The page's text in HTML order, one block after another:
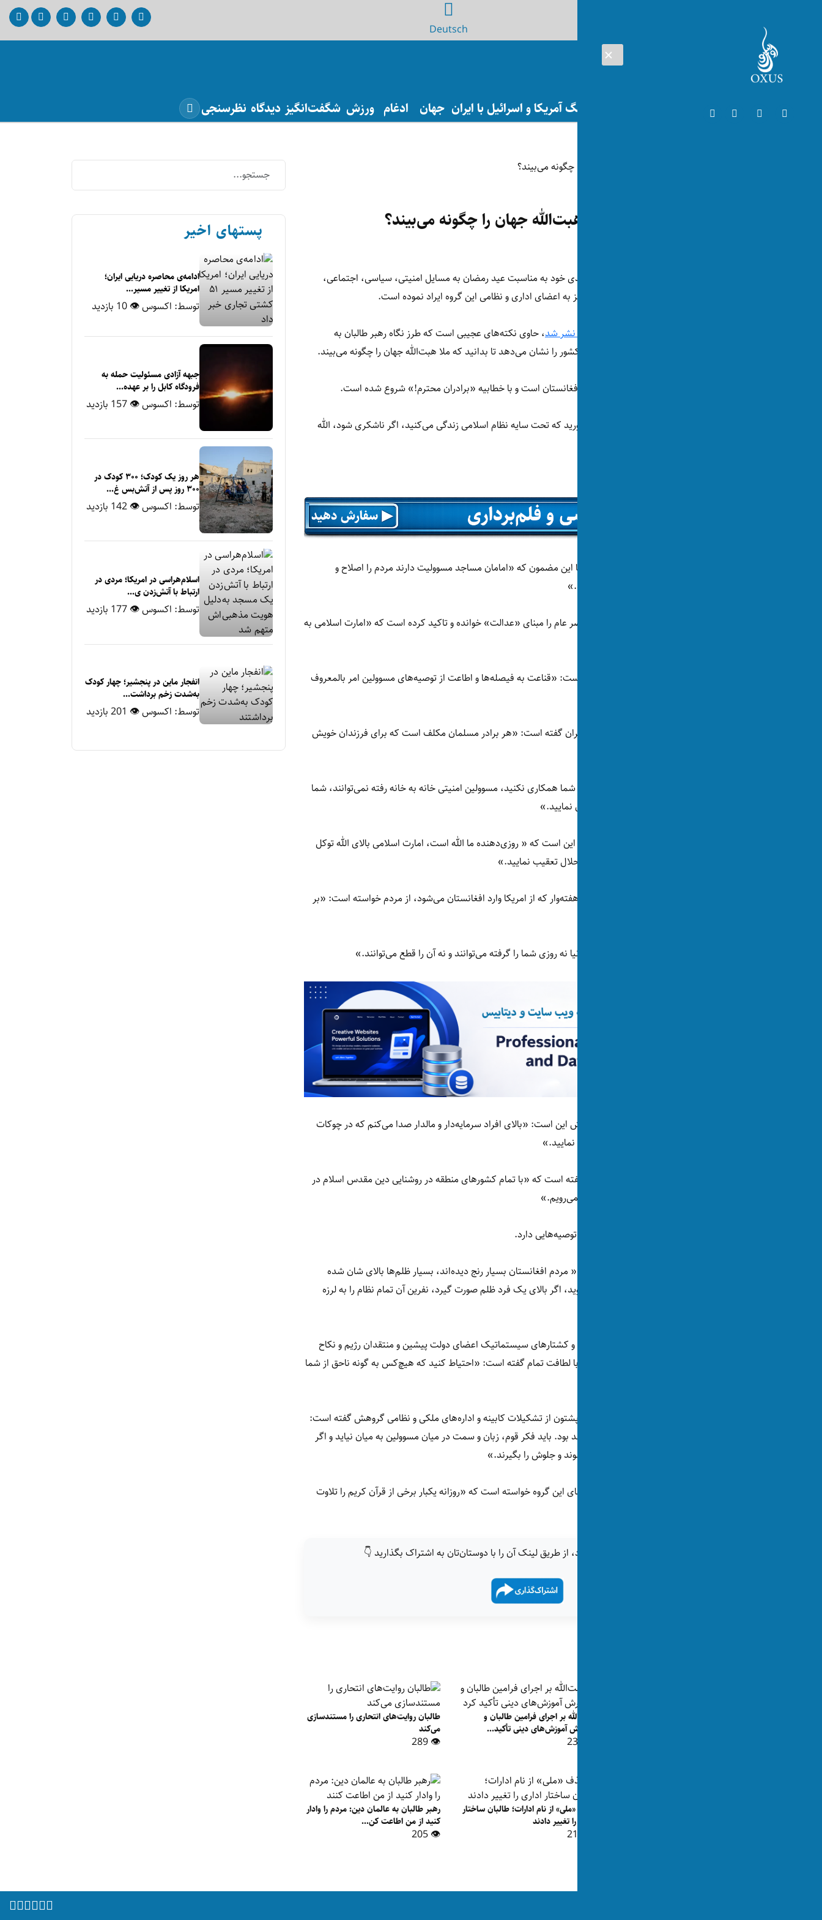
Deutsch
افغانستان جنگ آمریکا و اسرائیل با ایران جهان ادغام ورزش شگفت‌انگیز دیدگاه نظرسنجی
پیام عیدی رهبر طالبان؛ ملا هبت‌الله جهان را چگونه می‌بیند؟
ملا هبت‌الله آخوندزاده، رهبر طالبان در پیام عیدی خود به مناسبت عید رمضان به مسایل امنیتی، سیاسی، اجتماعی،
اقتصادی و فرهنگی اشاره کرده و توصیه‌هایی نیز به اعضای اداری و نظامی این گروه ایراد نموده است.
سایت الاماره نشر شد، حاوی نکته‌های عجیبی است که طرز نگاه رهبر طالبان به
وضعیت افغانستان و سیاست او برای مدیریت کشور را نشان می‌دهد تا بدانید که ملا هبت‌الله جهان را چگونه می‌بیند.
مخاطب پیام رهبر طالبان فقط مردان مسلمان افغانستان است و با خطابیه «برادران محترم!» شروع شده است.
ملا هبت‌الله گفته است «باید شکر الله را بجا آورید که تحت سایه نظام اسلامی زندگی می‌کنید، اگر ناشکری شود، الله
پس از این اخطاریه، پیامی به علمای دین دارد با این مضمون که «امامان مساجد مسوولیت دارند مردم را اصلاح و
فرزندان آنان را از فتنه‌های معاصر حفاظت کنند.»
ملا هبت‌الله شلاق زدن و اعدام متهمان در محضر عام را مبنای «عدالت» خوانده و تاکید کرده است که «امارت اسلامی به
او مردم را به پذیرش این کار طالبان فراخوانده است: «قناعت به فیصله‌ها و اطاعت از توصیه‌های مسوولین امر بالمعروف
در مورد آموزش، بدون اشاره به حق آموزش دختران گفته است: «هر برادر مسلمان مکلف است که برای فرزندان خویش
در مورد امنیت کشور به مردم گفته است: «اگر شما همکاری نکنید، مسوولین امنیتی خانه به خانه رفته نمی‌توانند، شما
به امنیت شهر، خانه و کوچه تان با آنان همکاری نمایید.»
پیام رهبر طالبان در مورد اقتصاد کشور به مردم این است که « روزی‌دهنده ما الله است، امارت اسلامی بالای الله توکل
می‌کند، شما نیز تمام راه‌های جایز را برای رزق حلال تعقیب نمایید.»
او بدون اشاره به بسته‌های چهل میلیون دالری هفته‌وار که از امریکا وارد افغانستان می‌شود، از مردم خواسته است: «بر
ملا هبت‌الله تاکید کرده که «تمام قدرت‌های دنیا نه روزی شما را گرفته می‌توانند و نه آن را قطع می‌توانند.»
رهبر طالبان برای کاهش فقر در کشور پیشنهادش این است: «بالای افراد سرمایه‌دار و مالدار صدا می‌کنم که در چوکات
امکانات خویش با افراد بی‌بضاعت و فقیر کمک نمایید.»
آخوندزاده در مورد روابط بین‎المللی افغانستان گفته است که «با تمام کشورهای منطقه در روشنایی دین مقدس اسلام در
چوکات سیاست متوازن و اقتصادمحور به پیش می‌رویم.»
او به مسوولان اداری و نظامیان گروه طالبان نیز توصیه‌هایی دارد.
ملا هبت‌الله از اعضای طالبان خواسته است که « مردم افغانستان بسیار رنج دیده‌اند، بسیار ظلم‌ها بالای شان شده
است، از ظلم اجتناب ورزید و فریاد شان را بشنوید، اگر بالای یک فرد ظلم صورت گیرد، نفرین آن تمام نظام را به لرزه
گویا رهبر طالبان از شکنجه‌های زنان در زندان‌ها و کشتارهای سیستماتیک اعضای دولت پیشین و منتقدان رژیم و نکاح
اجباری دختران توسط نظامیانش بی‌خبر باشد، با لطافت تمام گفته است: «احتیاط کنید که هیچ‌کس به گونه ناحق از شما
آخوندزاده بدون اشاره به حذف زنان و اقوام غیرپشتون از تشکیلات کابینه و اداره‌های ملکی و نظامی گروهش گفته است:
«امتیاز بر اساس تقوا، اهلیت و امانتداری خواهد بود. باید فکر قوم، زبان و سمت در میان مسوولین به میان نیاید و اگر
نزد کسی این مرض باشد، همه به وی متوجه شوند و جلوش را بگیرند.»
رهبر طالبان در پایان پیام عیدی‌اش از همه اعضای این گروه خواسته است که «روزانه یکبار برخی از قرآن کریم را تلاوت
اگر این خبر برای شما جالب بود، از طریق لینک آن را با دوستان‌تان به اشتراک بگذارید 👇
هبت‌الله بر اجرای فرامین طالبان و
گسترش آموزش‌های دینی تأکید...
طالبان روایت‌های انتحاری را مستندسازی
می‌کند
👁 289
حذف «ملی» از نام ادارات؛ طالبان ساختار
اداری را تغییر دادند
رهبر طالبان به عالمان دین: مردم را وادار
کنید از من اطاعت کن...
👁 205
پستهای اخیر
ادامه‌ی محاصره دریایی ایران؛
امریکا از تغییر مسیر...
توسط: اکسوس👁 10 بازدید
جبهه آزادی مسئولیت حمله به
فرودگاه کابل را بر عهده...
توسط: اکسوس👁 157 بازدید
هر روز یک کودک؛ ۳۰۰ کودک در
۳۰۰ روز پس از آتش‌بس غ...
توسط: اکسوس👁 142 بازدید
اسلام‌هراسی در امریکا؛ مردی در
ارتباط با آتش‌زدن ی...
توسط: اکسوس👁 177 بازدید
انفجار ماین در پنجشیر؛ چهار کودک
به‌شدت زخم برداشت...
توسط: اکسوس👁 201 بازدید